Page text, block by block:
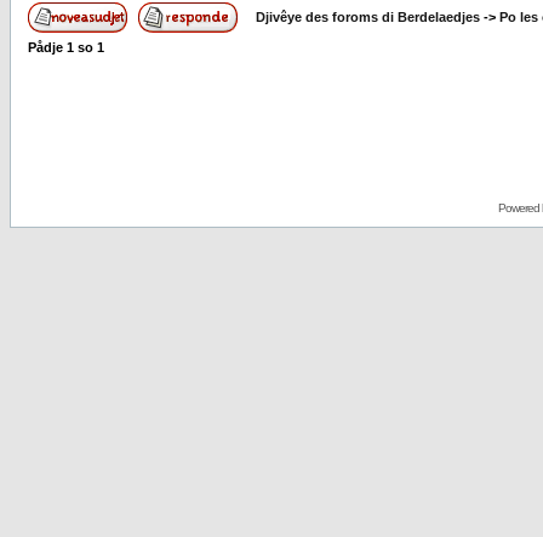
Djivêye des foroms di Berdelaedjes -> Po les
Pådje 1 so 1
Powered